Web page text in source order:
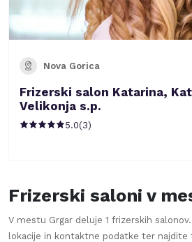
Nova Gorica
Frizerski salon Katarina,
Velikonja s.p.
5.0(3)
Frizerski saloni v
V mestu Grgar deluje 1 frizerskih
lokacije in kontaktne podatke ter najdite